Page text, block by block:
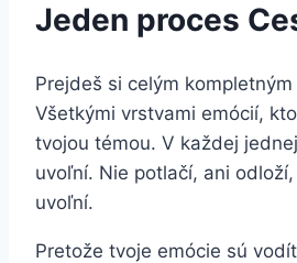
Jeden proces
Prejdeš si celým
Všetkými vrstvami emócií,
tvojou témou. V každej
uvoľní. Nie potlačí, ani
uvoľní.
Pretože tvoje emócie sú